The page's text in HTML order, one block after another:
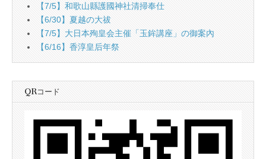
【7/5】和歌山縣護國神社清掃奉仕
【6/30】夏越の大祓
【7/5】大日本殉皇会主催「玉鉾講座」の御案內
【6/16】香淳皇后年祭
QRコード